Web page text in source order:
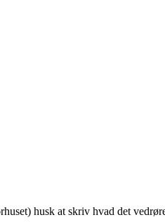
husk at skriv hvad det